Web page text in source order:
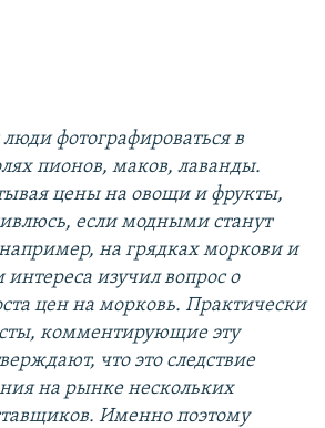
фотографироваться в
пионов, маков, лаванды.
цены на овощи и фрукты,
если модными станут
на грядках моркови и
интереса изучил вопрос о
цен на морковь. Практически
комментирующие эту
что это следствие
на рынке нескольких
Именно поэтому